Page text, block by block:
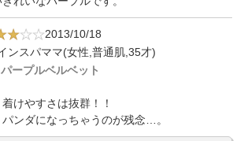
2013/10/18
ンスパママ(女性,普通肌,35才)
ープルベルベット
けやすさは抜群！！
ンダになっちゃうのが残念…。